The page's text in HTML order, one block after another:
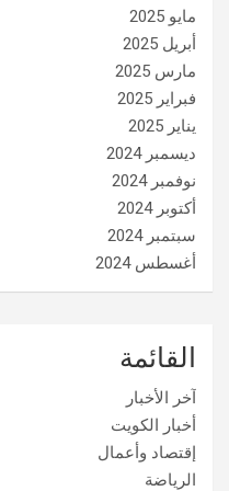
مايو 2025
أبريل 2025
مارس 2025
فبراير 2025
يناير 2025
ديسمبر 2024
نوفمبر 2024
أكتوبر 2024
سبتمبر 2024
أغسطس 2024
القائمة
آخر الأخبار
أخبار الكويت
إقتصاد وأعمال
الرياضة